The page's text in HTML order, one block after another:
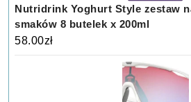
Nutridrink Yoghurt Style zestaw
smaków 8 butelek x 200ml
58.00zł